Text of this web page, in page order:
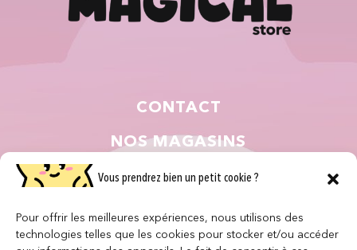
Vous prendrez bien un petit cookie ?
Pour offrir les meilleures expériences, nous utilisons des
technologies telles que les cookies pour stocker et/ou accéder
CONTACT
NOS MAGASINS
QUI SOMMES NOUS ?
NOUS REJOINDRE
F.A.Q